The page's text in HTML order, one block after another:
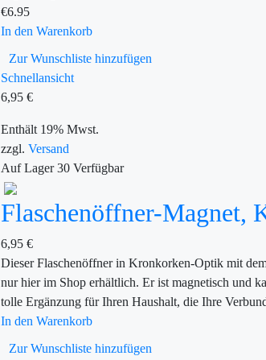
€6.95
In den Warenkorb
Zur Wunschliste hinzufügen
Schnellansicht
6,95 €
Enthält 19% Mwst.
zzgl. Versand
Auf Lager30 Verfügbar
Flaschenöffner-Magnet,
6,95 €
Dieser Flaschenöffner in Kronkorken-Optik mit
nur hier im Shop erhältlich. Er ist magnetisch und
tolle Ergänzung für Ihren Haushalt, die Ihre
In den Warenkorb
Zur Wunschliste hinzufügen